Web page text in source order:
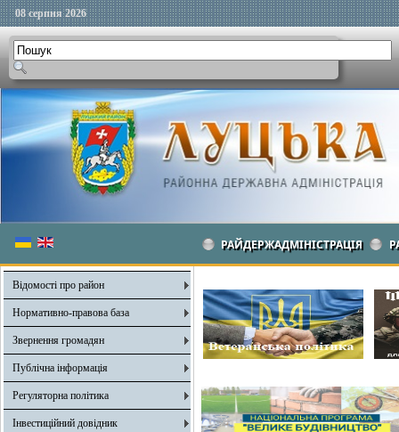
08 серпня 2026
РАЙДЕРЖАДМІНІСТРАЦІЯ
Відомості про район
Нормативно-правова база
Звернення громадян
Публічна інформація
Регуляторна політика
Інвестиційний довідник